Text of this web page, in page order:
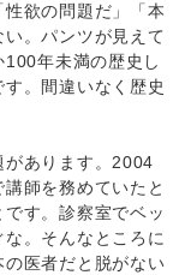
欲の問題だ」「本
。パンツが見えて
年未満の歴史し
。間違いなく歴史
あります。2004
師を務めていたと
す。診察室でベッ
な。そんなところに
医者だと脱がない